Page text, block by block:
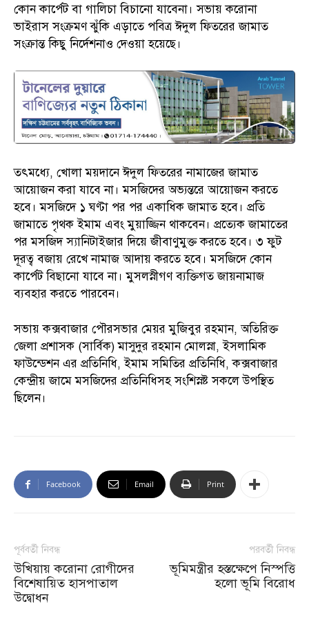
কোন কার্পেট বা গালিচা বিচানো যাবেনা। সভায় করোনা
ভাইরাস সংক্রমণ ঝুঁকি এড়াতে পবিত্র ঈদুল ফিতরের জামাত
সংক্রান্ত কিছু নির্দেশনাও দেওয়া হয়েছে।
তৎমধ্যে, খোলা ময়দানে ঈদুল ফিতরের নামাজের জামাত
আয়োজন করা যাবে না। মসজিদের অভ্যন্তরে আয়োজন করতে
হবে। মসজিদে ১ ঘণ্টা পর পর একাধিক জামাত হবে। প্রতি
জামাতে পৃথক ইমাম এবং মুয়াজ্জিন থাকবেন। প্রত্যেক জামাতের
পর মসজিদ স্যানিটাইজার দিয়ে জীবাণুমুক্ত করতে হবে। ৩ ফুট
দূরত্ব বজায় রেখে নামাজ আদায় করতে হবে। মসজিদে কোন
কার্পেট বিছানো যাবে না। মুসলস্নীগণ ব্যক্তিগত জায়নামাজ
ব্যবহার করতে পারবেন।
সভায় কক্সবাজার পৌরসভার মেয়র মুজিবুর রহমান, অতিরিক্ত
জেলা প্রশাসক (সার্বিক) মাসুদুর রহমান মোলস্না, ইসলামিক
ফাউন্ডেশন এর প্রতিনিধি, ইমাম সমিতির প্রতিনিধি, কক্সবাজার
কেন্দ্রীয় জামে মসজিদের প্রতিনিধিসহ সংশিস্নষ্ট সকলে উপস্থিত
ছিলেন।
Facebook Email Print
পূর্ববর্তী নিবন্ধ
উখিয়ায় করোনা রোগীদের
বিশেষায়িত হাসপাতাল
উদ্বোধন
পরবর্তী নিবন্ধ
ভূমিমন্ত্রীর হস্তক্ষেপে নিস্পত্তি
হলো ভূমি বিরোধ